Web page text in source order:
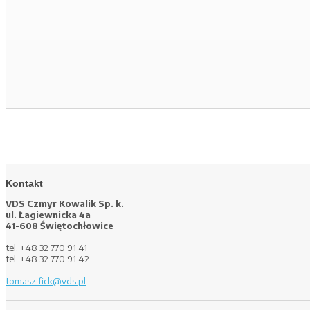
Kontakt
VDS Czmyr Kowalik Sp. k.
ul. Łagiewnicka 4a
41-608 Świętochłowice
tel. +48 32 770 91 41
tel. +48 32 770 91 42
tomasz.fick@vds.pl